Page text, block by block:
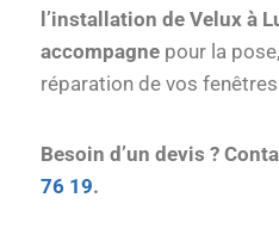
l’installation de Velux à
accompagne pour la
réparation de vos
Besoin d’un devis ?
76 19.